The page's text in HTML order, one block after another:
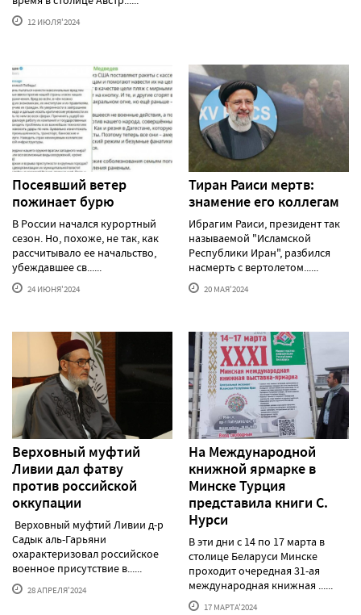
12 ИЮЛЯ'2024
Посеявший ветер
пожинает бурю
В России начался курортный
сезон. Но, похоже, не так, как
рассчитывало ее начальство,
убеждавшее св......
24 ИЮНЯ'2024
Тиран Раиси мертв:
знамение его коллегам
Ибрагим Раиси, президент так
называемой "Исламской
Республики Иран", разбился
насмерть с вертолетом......
20 МАЯ'2024
Верховный муфтий
Ливии дал фатву
против российской
оккупации
Верховный муфтий Ливии д-р
Садык аль-Гарьяни
охарактеризовал российское
военное присутствие в......
28 АПРЕЛЯ'2024
На Международной
книжной ярмарке в
Минске Турция
представила книги С.
Нурси
В эти дни с 14 по 17 марта в
столице Беларуси Минске
проходит очередная 31-ая
международная книжная ......
17 МАРТА'2024